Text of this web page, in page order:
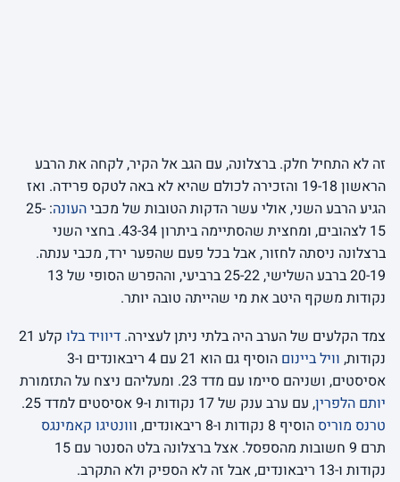
זה לא התחיל חלק. ברצלונה, עם הגב אל הקיר, לקחה את הרבע
הראשון 19-18 והזכירה לכולם שהיא לא באה לטקס פרידה. ואז
הגיע הרבע השני, אולי עשר הדקות הטובות של מכביהעונה : 25-
15 לצהובים, ומחצית שהסתיימה ביתרון 43-34. בחצי השני
ברצלונה ניסתה לחזור, אבל בכל פעם שהפער ירד, מכבי ענתה.
20-19 ברבע השלישי, 25-22 ברביעי, וההפרש הסופי של 13
נקודות משקף היטב את מי שהייתה טובה יותר.
צמד הקלעים של הערב היה בלתי ניתן לעצירה. דיוויד בלו
קלע 21
נקודות, וויל ביינום
הוסיף גם הוא 21 עם 4 ריבאונדים ו-3
אסיסטים, ושניהם סיימו עם מדד 23. ומעליהם ניצח על התזמורת
יותם הלפרין, עם ערב ענק של 17 נקודות ו-9 אסיסטים למדד 25.
טרנס מוריס הוסיף 8 נקודות ו-8 ריבאונדים, ו
וונטיגו קאמינגס
תרם 9 חשובות מהספסל. אצל ברצלונה בלט הסנטר עם 15
נקודות ו-13 ריבאונדים, אבל זה לא הספיק ולא התקרב.